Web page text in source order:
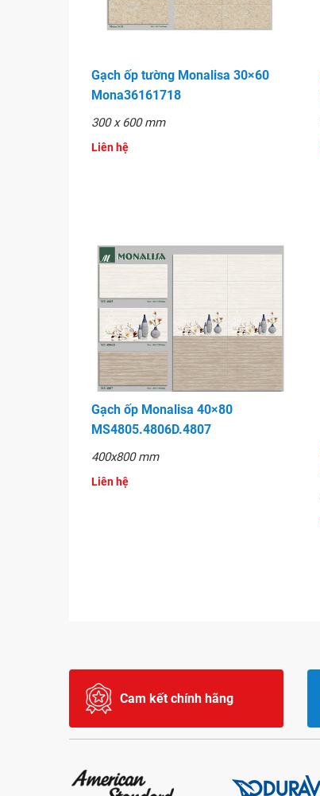
Gạch ốp tường Monalisa 30×60
Mona36161718
300 x 600 mm
Liên hệ
Gạch ốp Monalisa 40×80
MS4805.4806D.4807
400x800 mm
Liên hệ
Cam kết chính hãng